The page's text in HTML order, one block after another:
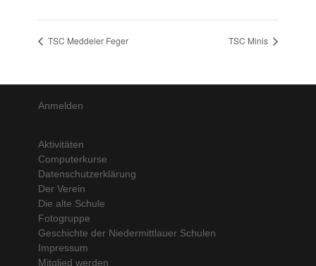
TSC Meddeler Feger TSC Minis
Anmelden
Aktivitäten
Computerkurse
Datenschutzerklärung
Der Verein
Die alte Schule
Fotogruppe
Geschichte der Niedermittlauer Schulen
Impressum
Mitglied werden